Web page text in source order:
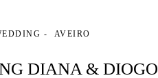
AVEIRO
DIANA & DIOGO